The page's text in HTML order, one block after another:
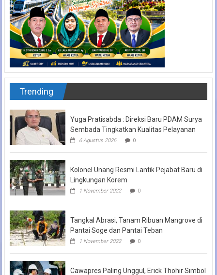
Trending
Yuga Pratisabda : Direksi Baru PDAM Surya
Sembada Tingkatkan Kualitas Pelayanan
6 Agustus 2026 0
Kolonel Unang Resmi Lantik Pejabat Baru di
Lingkungan Korem
1 November 2022 0
Tangkal Abrasi, Tanam Ribuan Mangrove di
Pantai Soge dan Pantai Teban
1 November 2022 0
Cawapres Paling Unggul, Erick Thohir Simbol